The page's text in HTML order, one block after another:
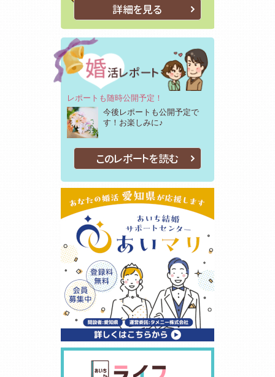
詳細を見る
レポートも随時公開予定！
今後レポートも公開予定で
す！お楽しみに♪
このレポートを読む